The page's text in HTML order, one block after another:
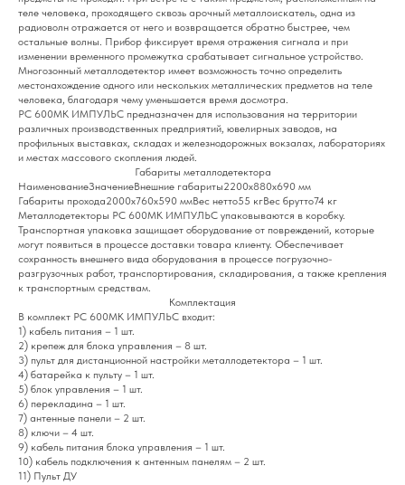
теле человека, проходящего сквозь арочный металлоискатель, одна из
радиоволн отражается от него и возвращается обратно быстрее, чем
остальные волны. Прибор фиксирует время отражения сигнала и при
изменении временного промежутка срабатывает сигнальное устройство.
Многозонный металлодетектор имеет возможность точно определить
местонахождение одного или нескольких металлических предметов на теле
человека, благодаря чему уменьшается время досмотра.
РС 600МК ИМПУЛЬС предназначен для использования на территории
различных производственных предприятий, ювелирных заводов, на
профильных выставках, складах и железнодорожных вокзалах, лабораториях
и местах массового скопления людей.
Габариты металлодетектора
НаименованиеЗначениеВнешние габариты2200х880х690 мм
Габариты прохода2000х760х590 ммВес нетто55 кгВес брутто74 кг
Металлодетекторы РС 600МК ИМПУЛЬС упаковываются в коробку.
Транспортная упаковка защищает оборудование от повреждений, которые
могут появиться в процессе доставки товара клиенту. Обеспечивает
сохранность внешнего вида оборудования в процессе погрузочно-
разгрузочных работ, транспортирования, складирования, а также крепления
к транспортным средствам.
Комплектация
В комплект РС 600МК ИМПУЛЬС входит:
1) кабель питания – 1 шт.
2) крепеж для блока управления – 8 шт.
3) пульт для дистанционной настройки металлодетектора – 1 шт.
4) батарейка к пульту – 1 шт.
5) блок управления – 1 шт.
6) перекладина – 1 шт.
7) антенные панели – 2 шт.
8) ключи – 4 шт.
9) кабель питания блока управления – 1 шт.
10) кабель подключения к антенным панелям – 2 шт.
11) Пульт ДУ